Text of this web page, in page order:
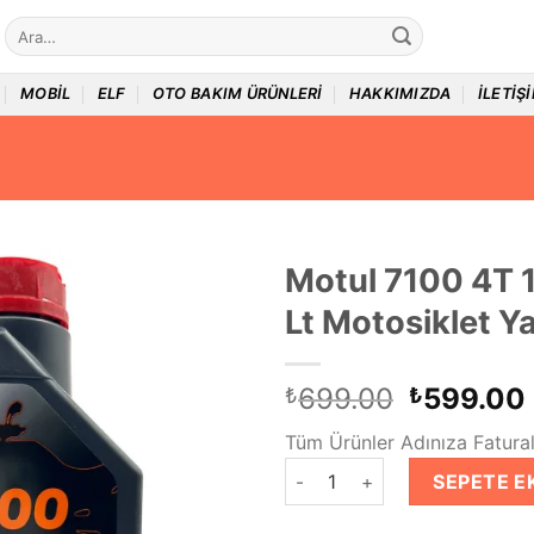
Ara:
MOBIL ELF OTO BAKIM ÜRÜNLERI HAKKIMIZDA
Motul 7100 4T
Lt Motosiklet
₺699.00 Orijinal
fiyat:
₺599.00
Tüm Ürünler Adınıza
Motul 7100 4T 10W30 1 Lt
SEPETE